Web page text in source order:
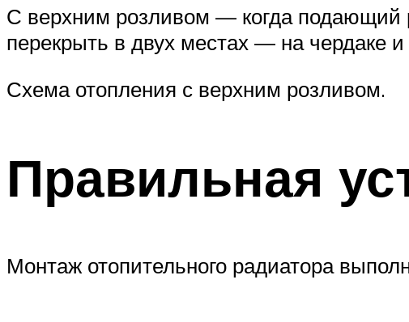
С верхним розливом — когда подающий
перекрыть в двух местах — на чердаке
Схема отопления с верхним розливом.
Правильная
Монтаж отопительного радиатора